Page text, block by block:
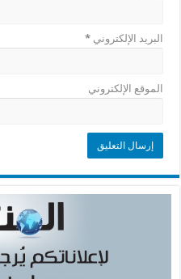
البريد الإلكتروني*
الموقع الإلكتروني